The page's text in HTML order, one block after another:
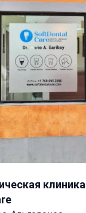
клиника